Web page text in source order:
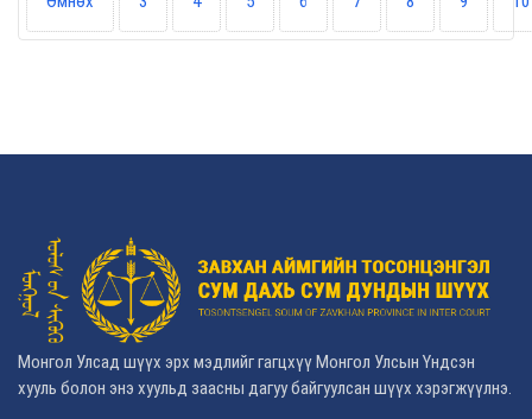
Монгол Улсад шүүх эрх мэдлийг гагцхүү Монгол Улсын Үндсэн
хууль болон энэ хуульд заасны дагуу байгуулсан шүүх хэрэгжүүлнэ.